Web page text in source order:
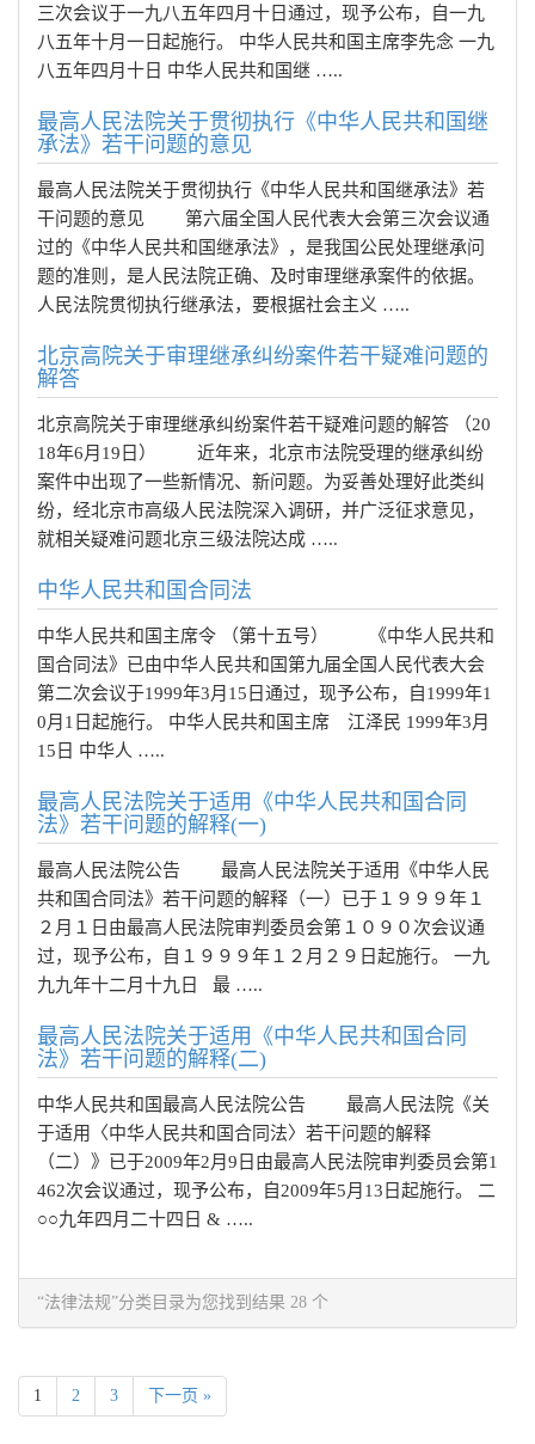
三次会议于一九八五年四月十日通过，现予公布，自一九
八五年十月一日起施行。 中华人民共和国主席李先念 一九
八五年四月十日 中华人民共和国继 …..
最高人民法院关于贯彻执行《中华人民共和国继
承法》若干问题的意见
最高人民法院关于贯彻执行《中华人民共和国继承法》若
干问题的意见 第六届全国人民代表大会第三次会议通
过的《中华人民共和国继承法》，是我国公民处理继承问
题的准则，是人民法院正确、及时审理继承案件的依据。
人民法院贯彻执行继承法，要根据社会主义 …..
北京高院关于审理继承纠纷案件若干疑难问题的
解答
北京高院关于审理继承纠纷案件若干疑难问题的解答 （20
18年6月19日） 近年来，北京市法院受理的继承纠纷
案件中出现了一些新情况、新问题。为妥善处理好此类纠
纷，经北京市高级人民法院深入调研，并广泛征求意见，
就相关疑难问题北京三级法院达成 …..
中华人民共和国合同法
中华人民共和国主席令 （第十五号） 《中华人民共和
国合同法》已由中华人民共和国第九届全国人民代表大会
第二次会议于1999年3月15日通过，现予公布，自1999年1
0月1日起施行。 中华人民共和国主席 江泽民 1999年3月
15日 中华人 …..
最高人民法院关于适用《中华人民共和国合同
法》若干问题的解释(一)
最高人民法院公告 最高人民法院关于适用《中华人民
共和国合同法》若干问题的解释（一）已于１９９９年１
２月１日由最高人民法院审判委员会第１０９０次会议通
过，现予公布，自１９９９年１２月２９日起施行。 一九
九九年十二月十九日 最 …..
最高人民法院关于适用《中华人民共和国合同
法》若干问题的解释(二)
中华人民共和国最高人民法院公告 最高人民法院《关
于适用〈中华人民共和国合同法〉若干问题的解释
（二）》已于2009年2月9日由最高人民法院审判委员会第1
462次会议通过，现予公布，自2009年5月13日起施行。 二
○○九年四月二十四日 & …..
“法律法规”分类目录为您找到结果 28 个
1 2 3 下一页 »